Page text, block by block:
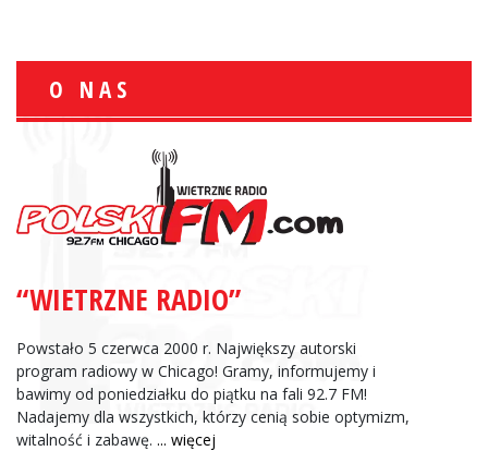
O NAS
“WIETRZNE RADIO”
Powstało 5 czerwca 2000 r. Największy autorski
program radiowy w Chicago! Gramy, informujemy i
bawimy od poniedziałku do piątku na fali 92.7 FM!
Nadajemy dla wszystkich, którzy cenią sobie optymizm,
witalność i zabawę. ... więcej